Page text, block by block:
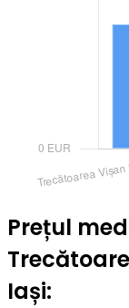
Prețul
Iași: